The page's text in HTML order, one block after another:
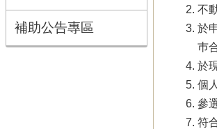
補助公告專區
不
於
巿
於
個
參
符